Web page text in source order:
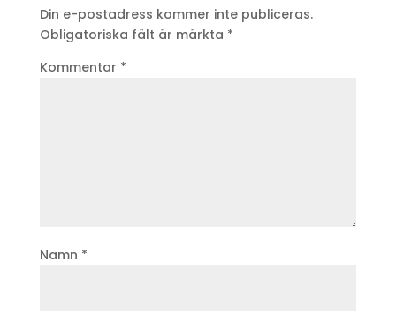
Din e-postadress kommer inte publiceras.
Obligatoriska fält är märkta *
Kommentar *
Namn *